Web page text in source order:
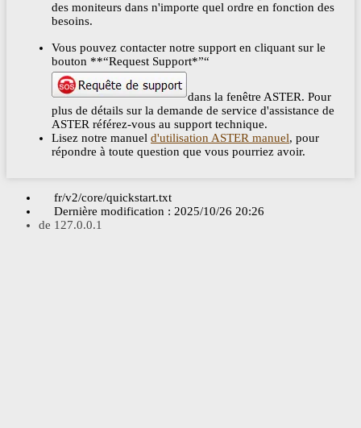
des moniteurs dans n'importe quel ordre en fonction des
besoins.
Vous pouvez contacter notre support en cliquant sur le
bouton **“Request Support*”“
dans la fenêtre ASTER. Pour
plus de détails sur la demande de service d'assistance de
ASTER référez-vous au support technique.
Lisez notre manuel d'utilisation ASTER manuel, pour
répondre à toute question que vous pourriez avoir.
fr/v2/core/quickstart.txt
Dernière modification : 2025/10/26 20:26
de 127.0.0.1